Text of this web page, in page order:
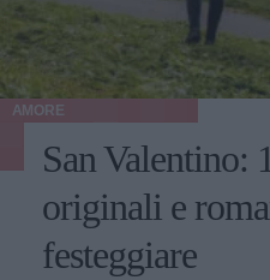
AMORE
San Valentino:
originali e
festeggiare